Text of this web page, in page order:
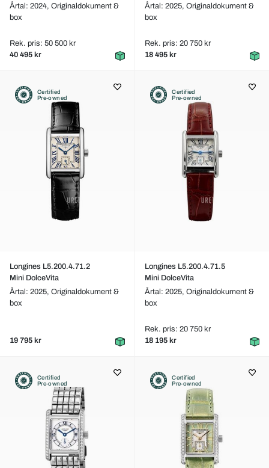
Årtal: 2024, Originaldokument &
box
Rek. pris: 50 500 kr
40 495 kr
Årtal: 2025, Originaldokument &
box
Rek. pris: 20 750 kr
18 495 kr
Certified
Pre-owned
Longines L5.200.4.71.2
Mini DolceVita
Årtal: 2025, Originaldokument &
box
19 795 kr
Certified
Pre-owned
Longines L5.200.4.71.5
Mini DolceVita
Årtal: 2025, Originaldokument &
box
Rek. pris: 20 750 kr
18 195 kr
Certified
Pre-owned
Certified
Pre-owned